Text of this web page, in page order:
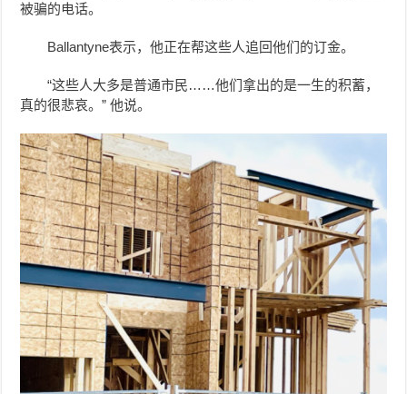
被骗的电话。
Ballantyne表示，他正在帮这些人追回他们的订金。
“这些人大多是普通市民……他们拿出的是一生的积蓄，
真的很悲哀。” 他说。